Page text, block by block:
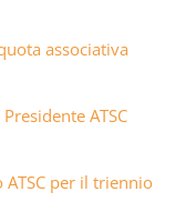
associativa
ATSC
per il triennio